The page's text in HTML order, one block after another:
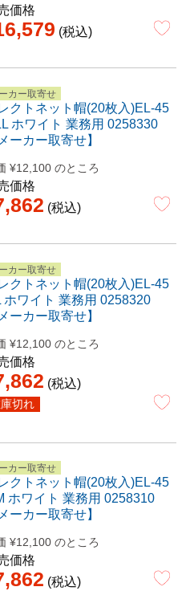
価格
税込
カー取寄せ
クトネット帽(20枚入)EL-45
ホワイト 業務用 0258330
ーカー取寄せ】
¥12,100 のところ
価格
税込
カー取寄せ
クトネット帽(20枚入)EL-45
ホワイト 業務用 0258320
ーカー取寄せ】
¥12,100 のところ
価格
税込
切れ
カー取寄せ
クトネット帽(20枚入)EL-45
ホワイト 業務用 0258310
ーカー取寄せ】
¥12,100 のところ
価格
税込